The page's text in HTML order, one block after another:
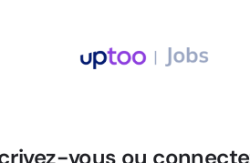
vous ou